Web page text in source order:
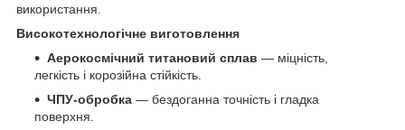
використання.
Високотехнологічне виготовлення
Аерокосмічний титановий сплав — міцність,
легкість і корозійна стійкість.
ЧПУ-обробка — бездоганна точність і гладка
поверхня.